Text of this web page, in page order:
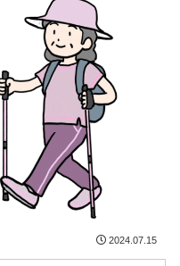
2024.07.15